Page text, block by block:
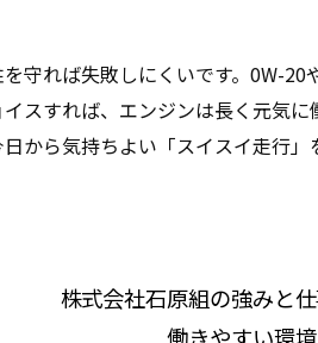
守れば失敗しにくいです。0W-20
スすれば、エンジンは長く元気に
から気持ちよい「スイスイ走行」
株式会社石原組の強みと